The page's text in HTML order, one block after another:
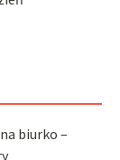
biurko –